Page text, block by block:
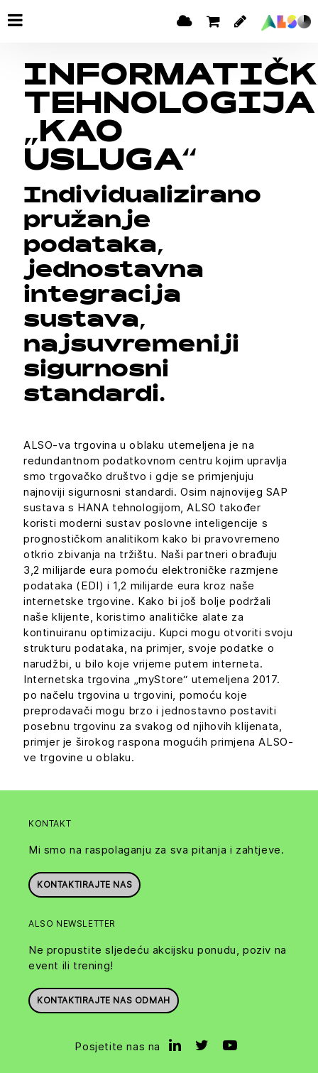
TEHNOLOGIJA
„KAO
USLUGA“
Individualizirano
pružanje
podataka,
jednostavna
integracija
sustava,
najsuvremeniji
sigurnosni
standardi.
ALSO-va trgovina u oblaku utemeljena je na
redundantnom podatkovnom centru kojim upravlja
smo trgovačko društvo i gdje se primjenjuju
najnoviji sigurnosni standardi. Osim najnovijeg SAP
sustava s HANA tehnologijom, ALSO također
koristi moderni sustav poslovne inteligencije s
prognostičkom analitikom kako bi pravovremeno
otkrio zbivanja na tržištu. Naši partneri obrađuju
3,2 milijarde eura pomoću elektroničke razmjene
podataka (EDI) i 1,2 milijarde eura kroz naše
internetske trgovine. Kako bi još bolje podržali
naše klijente, koristimo analitičke alate za
kontinuiranu optimizaciju. Kupci mogu otvoriti svoju
strukturu podataka, na primjer, svoje podatke o
narudžbi, u bilo koje vrijeme putem interneta.
Internetska trgovina „myStore“ utemeljena 2017.
po načelu trgovina u trgovini, pomoću koje
preprodavači mogu brzo i jednostavno postaviti
posebnu trgovinu za svakog od njihovih klijenata,
primjer je širokog raspona mogućih primjena ALSO-
ve trgovine u oblaku.
KONTAKT
Mi smo na raspolaganju za sva pitanja i zahtjeve.
KONTAKTIRAJTE NAS
ALSO NEWSLETTER
Ne propustite sljedeću akcijsku ponudu, poziv na
event ili trening!
KONTAKTIRAJTE NAS ODMAH
Posjetite nas na